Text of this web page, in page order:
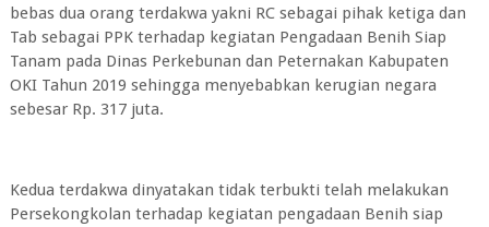
bebas dua orang terdakwa yakni RC sebagai pihak ketiga dan
Tab sebagai PPK terhadap kegiatan Pengadaan Benih Siap
Tanam pada Dinas Perkebunan dan Peternakan Kabupaten
OKI Tahun 2019 sehingga menyebabkan kerugian negara
sebesar Rp. 317 juta.
Kedua terdakwa dinyatakan tidak terbukti telah melakukan
Persekongkolan terhadap kegiatan pengadaan Benih siap